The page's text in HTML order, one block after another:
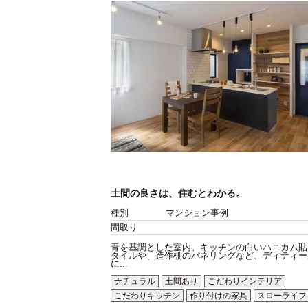
土間の良さは、住むとわかる。
種別
マンション事例
間取り
青を基調とした室内。キッチンの白いハニカム
タイルや、造作棚のパネリングなど、ディティ
に...
ナチュラル
土間あり
こだわりインテリア
こだわりキッチン
作り付けの家具 スローライフ